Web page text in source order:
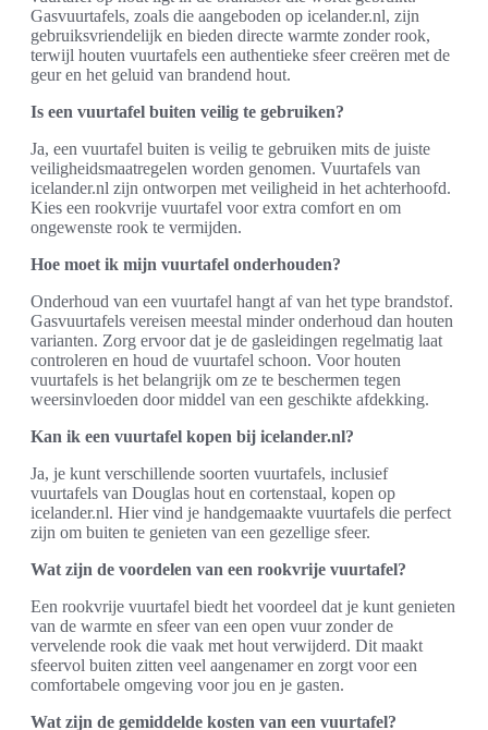
Gasvuurtafels, zoals die aangeboden op icelander.nl, zijn
gebruiksvriendelijk en bieden directe warmte zonder rook,
terwijl houten vuurtafels een authentieke sfeer creëren met de
geur en het geluid van brandend hout.
Is een vuurtafel buiten veilig te gebruiken?
Ja, een vuurtafel buiten is veilig te gebruiken mits de juiste
veiligheidsmaatregelen worden genomen. Vuurtafels van
icelander.nl zijn ontworpen met veiligheid in het achterhoofd.
Kies een rookvrije vuurtafel voor extra comfort en om
ongewenste rook te vermijden.
Hoe moet ik mijn vuurtafel onderhouden?
Onderhoud van een vuurtafel hangt af van het type brandstof.
Gasvuurtafels vereisen meestal minder onderhoud dan houten
varianten. Zorg ervoor dat je de gasleidingen regelmatig laat
controleren en houd de vuurtafel schoon. Voor houten
vuurtafels is het belangrijk om ze te beschermen tegen
weersinvloeden door middel van een geschikte afdekking.
Kan ik een vuurtafel kopen bij icelander.nl?
Ja, je kunt verschillende soorten vuurtafels, inclusief
vuurtafels van Douglas hout en cortenstaal, kopen op
icelander.nl. Hier vind je handgemaakte vuurtafels die perfect
zijn om buiten te genieten van een gezellige sfeer.
Wat zijn de voordelen van een rookvrije vuurtafel?
Een rookvrije vuurtafel biedt het voordeel dat je kunt genieten
van de warmte en sfeer van een open vuur zonder de
vervelende rook die vaak met hout verwijderd. Dit maakt
sfeervol buiten zitten veel aangenamer en zorgt voor een
comfortabele omgeving voor jou en je gasten.
Wat zijn de gemiddelde kosten van een vuurtafel?